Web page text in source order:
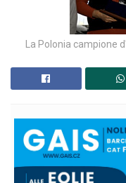
La Polonia campione